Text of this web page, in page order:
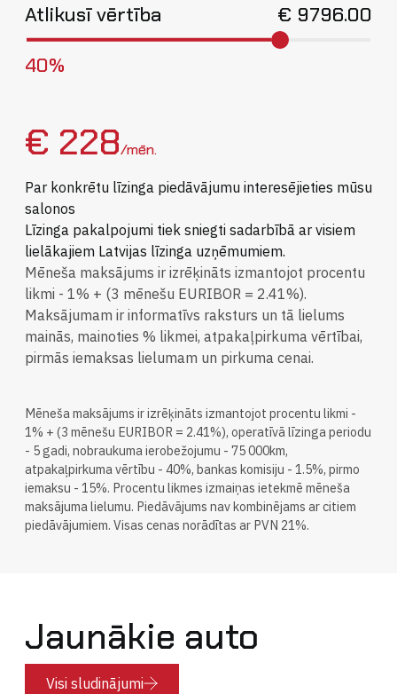
Atlikusī vērtība € 9796.00
40%
€ 228/mēn.
Par konkrētu līzinga piedāvājumu interesējieties mūsu
salonos
Līzinga pakalpojumi tiek sniegti sadarbībā ar visiem
lielākajiem Latvijas līzinga uzņēmumiem.
Mēneša maksājums ir izrēķināts izmantojot procentu
likmi - 1% + (3 mēnešu EURIBOR = 2.41%).
Maksājumam ir informatīvs raksturs un tā lielums
mainās, mainoties % likmei, atpakaļpirkuma vērtībai,
pirmās iemaksas lielumam un pirkuma cenai.
Mēneša maksājums ir izrēķināts izmantojot procentu likmi -
1% + (3 mēnešu EURIBOR = 2.41%), operatīvā līzinga periodu
- 5 gadi, nobraukuma ierobežojumu - 75 000km,
atpakaļpirkuma vērtību - 40%, bankas komisiju - 1.5%, pirmo
iemaksu - 15%. Procentu likmes izmaiņas ietekmē mēneša
maksājuma lielumu. Piedāvājums nav kombinējams ar citiem
piedāvājumiem. Visas cenas norādītas ar PVN 21%.
Jaunākie auto
Visi sludinājumi